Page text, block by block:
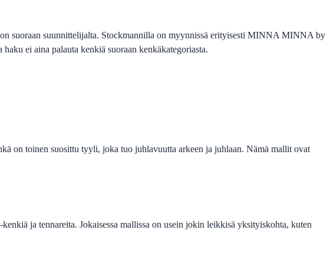
suoraan suunnittelijalta. Stockmannilla on myynnissä erityisesti MINNA MINNA by
haku ei aina palauta kenkiä suoraan kenkäkategoriasta.
on toinen suosittu tyyli, joka tuo juhlavuutta arkeen ja juhlaan. Nämä mallit ovat
ja tennareita. Jokaisessa mallissa on usein jokin leikkisä yksityiskohta, kuten